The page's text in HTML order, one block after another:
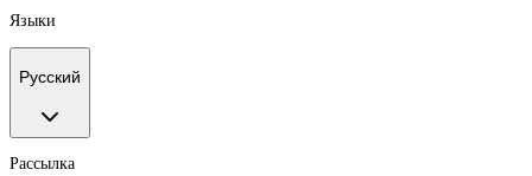
Языки
Русский
Рассылка